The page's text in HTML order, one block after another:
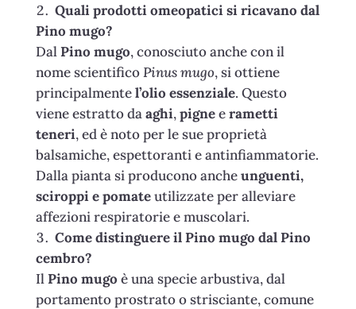
Quali prodotti omeopatici si ricavano dal
Pino mugo?
DalPino mugo, conosciuto anche con il
nome scientificoPinus mugo, si ottiene
principalmentel’olio essenziale. Questo
viene estratto daaghi,pigneerametti
teneri, ed è noto per le sue proprietà
balsamiche, espettoranti e antinfiammatorie.
Dalla pianta si producono ancheunguenti,
sciroppi e pomateutilizzate per alleviare
affezioni respiratorie e muscolari.
Come distinguere il Pino mugo dal Pino
cembro?
IlPino mugo è una specie arbustiva, dal
portamento prostrato o strisciante, comune